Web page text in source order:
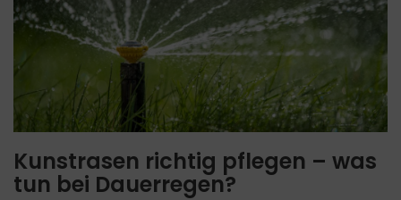
Kunstrasen richtig pflegen – was
tun bei Dauerregen?